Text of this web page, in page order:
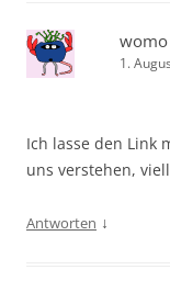
womo
1.
Ich lasse den Link
uns verstehen,
Antworten ↓